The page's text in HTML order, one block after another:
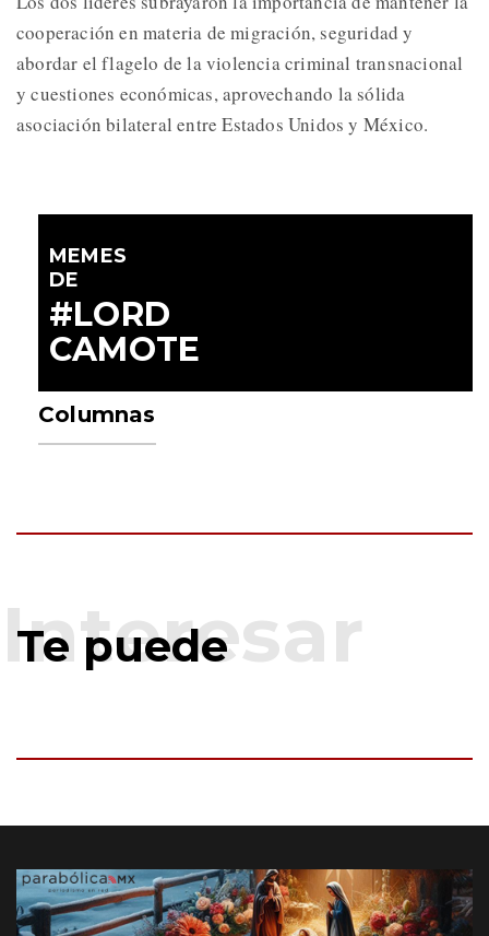
cooperación en materia de migración, seguridad y
abordar el flagelo de la violencia criminal transnacional
y cuestiones económicas, aprovechando la sólida
asociación bilateral entre Estados Unidos y México.
MEMES
DE
#LORD
CAMOTE
Columnas
Te puede